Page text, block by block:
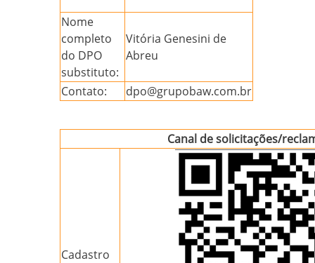
Nome
completo
do DPO
substituto:
Vitória Genesini de
Abreu
Contato: dpo@grupobaw.com.br
Canal de solicitações/
Cadastro